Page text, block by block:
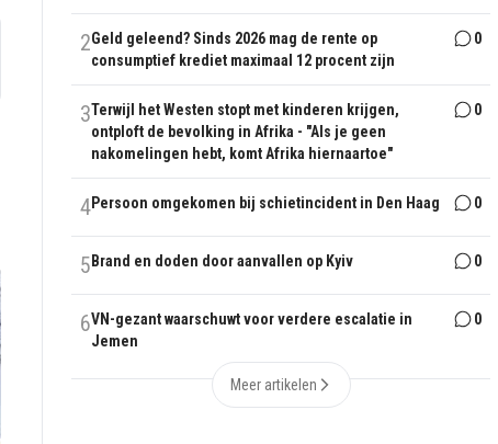
2Geld geleend? Sinds 2026 mag de rente op
consumptief krediet maximaal 12 procent zijn
0
3Terwijl het Westen stopt met kinderen krijgen,
ontploft de bevolking in Afrika - "Als je geen
nakomelingen hebt, komt Afrika hiernaartoe"
0
4Persoon omgekomen bij schietincident in Den Haag 0
5 Brand en doden door aanvallen op Kyiv 0
6VN-gezant waarschuwt voor verdere escalatie in
Jemen
0
Meer artikelen